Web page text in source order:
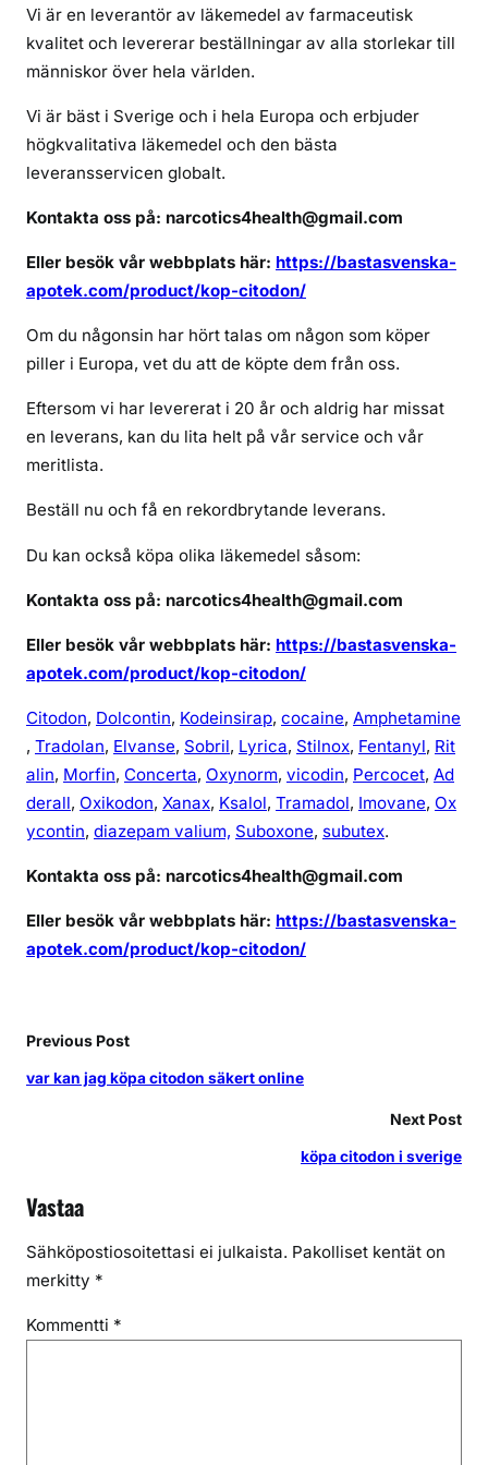
ö
c
i
d
n
Vi är en leverantör av läkemedel av farmaceutisk
kvalitet och levererar beställningar av alla storlekar till
människor över hela världen.
Vi är bäst i Sverige och i hela Europa och erbjuder
högkvalitativa läkemedel och den bästa
leveransservicen globalt.
Kontakta oss på: narcotics4health@gmail.com
Eller besök vår webbplats här: https://bastasvenska-
apotek.com/product/kop-citodon/
Om du någonsin har hört talas om någon som köper
piller i Europa, vet du att de köpte dem från oss.
Eftersom vi har levererat i 20 år och aldrig har missat
en leverans, kan du lita helt på vår service och vår
meritlista.
Beställ nu och få en rekordbrytande leverans.
Du kan också köpa olika läkemedel såsom:
Kontakta oss på: narcotics4health@gmail.com
Eller besök vår webbplats här: https://bastasvenska-
apotek.com/product/kop-citodon/
Citodon, Dolcontin, Kodeinsirap, cocaine, Amphetamine
, Tradolan, Elvanse, Sobril, Lyrica, Stilnox, Fentanyl, Rit
alin, Morfin, Concerta, Oxynorm, vicodin, Percocet, Ad
derall, Oxikodon, Xanax, Ksalol, Tramadol, Imovane, Ox
ycontin, diazepam valium, Suboxone, subutex.
Kontakta oss på: narcotics4health@gmail.com
Eller besök vår webbplats här: https://bastasvenska-
apotek.com/product/kop-citodon/
Previous Post
var kan jag köpa citodon säkert online
Next Post
köpa citodon i sverige
Vastaa
Sähköpostiosoitettasi ei julkaista. Pakolliset kentät on
merkitty *
Kommentti *